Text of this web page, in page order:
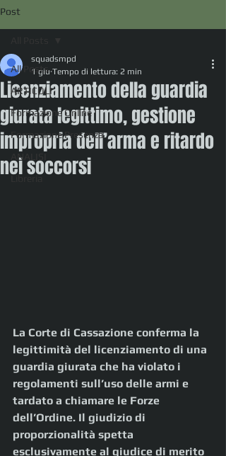
Post
All Posts
ARTICOLI
Formazione Online
Formazione Presenza
ANALISI
Libreria
Licenziamento della guardia
giurata legittimo, gestione
impropria dell’arma e ritardo
nei soccorsi
squadsmpd
1 giu Tempo di lettura: 2 min
La Corte di Cassazione conferma la
legittimità del licenziamento di una
guardia giurata che ha violato i
regolamenti sull’uso delle armi e
tardato a chiamare le Forze
dell’Ordine. Il giudizio di
proporzionalità spetta
esclusivamente al giudice di merito